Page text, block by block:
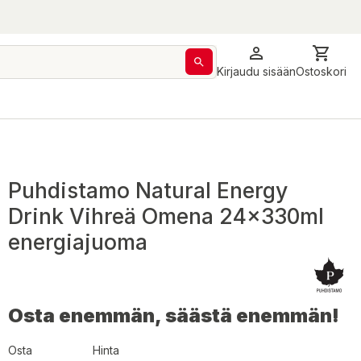
Kirjaudu sisäänOstoskori
Puhdistamo Natural Energy
Drink Vihreä Omena 24x330ml
energiajuoma
Osta enemmän, säästä enemmän!
Osta Hinta